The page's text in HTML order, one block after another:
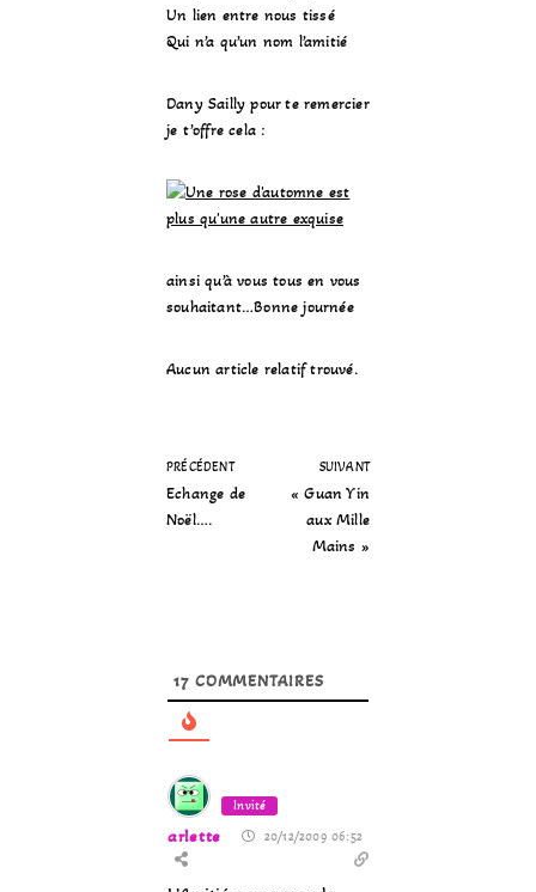
Un lien entre nous tissé
Qui n’a qu’un nom l’amitié
Dany Sailly pour te remercier
je t’offre cela :
ainsi qu’à vous tous en vous
souhaitant…Bonne journée
Aucun article relatif trouvé.
PRÉCÉDENT
Echange de
Noël….
SUIVANT
« Guan Yin
aux Mille
Mains »
17 COMMENTAIRES
Invité
arlette 20/12/2009 06:52